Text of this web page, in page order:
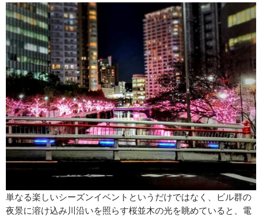
単なる楽しいシーズンイベントというだけではなく、ビル群の
夜景に溶け込み川沿いを照らす桜並木の光を眺めていると、電